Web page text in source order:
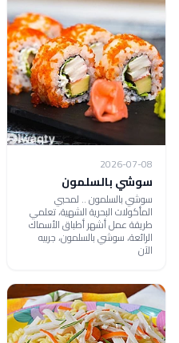
2026-07-08
سوشي بالسلمون
سوشي بالسلمون .. لمحبي
المأكولات البحرية الشهية، تعلمي
طريقة عمل أشهر أطباق الأسماك
الرائعة، سوشي بالسلمون، جربيه
الآن